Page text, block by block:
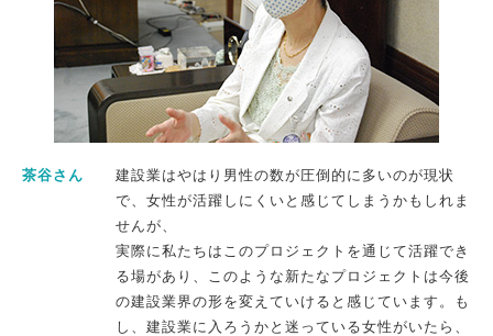
茶谷さん
建設業はやはり男性の数が圧倒的に多いのが現状
で、女性が活躍しにくいと感じてしまうかもしれま
せんが、
実際に私たちはこのプロジェクトを通じて活躍でき
る場があり、このような新たなプロジェクトは今後
の建設業界の形を変えていけると感じています。も
し、建設業に入ろうかと迷っている女性がいたら、